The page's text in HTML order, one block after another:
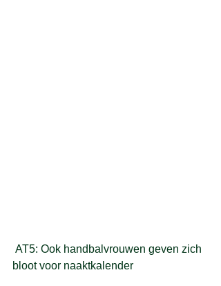
AT5: Ook handbalvrouwen geven zich
bloot voor naaktkalender